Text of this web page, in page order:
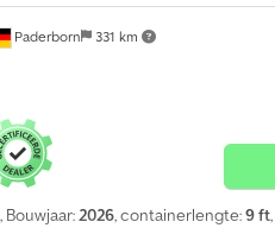
* Alle platen en profielen
* Aan beide
Dcedpszi Tz Dsfx Ahmek *
(80-100 μ) * Toelaatbaar
als voorbeeld. De prijs is per
Paderborn 331 km
, Bouwjaar:2026, containerlengte:9 ft